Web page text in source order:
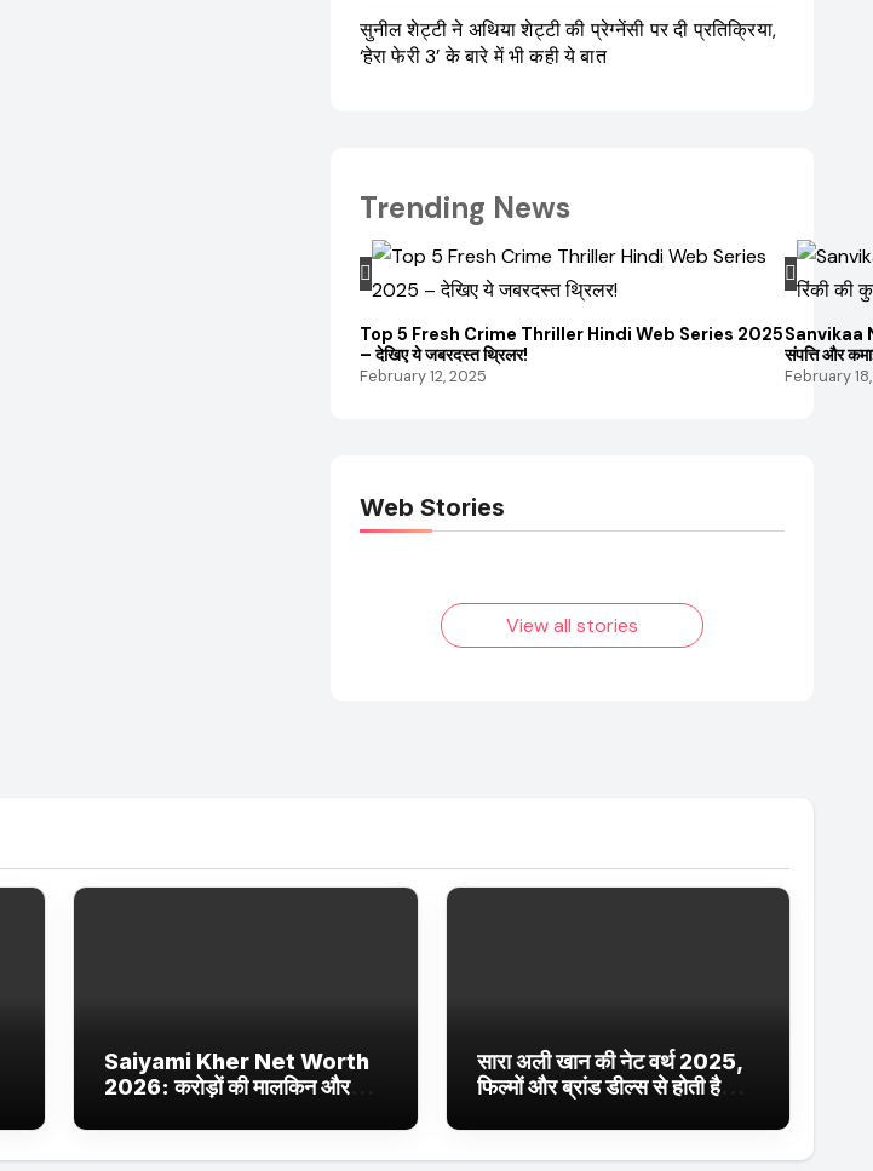
सुनील शेट्टी ने अथिया शेट्टी की प्रेग्नेंसी पर दी प्रतिक्रिया,
‘हेरा फेरी 3’ के बारे में भी कही ये बात
Trending News
Top 5 Fresh Crime Thriller Hindi Web Series 2025
– देखिए ये जबरदस्त थ्रिलर!
February 12, 2025
Sanvikaa
संपत्ति और
February
Web Stories
Elvish Yadav: एक
आम लड़के से यूट्यूबर
फिल्मों का जादू और
View all stories
Saiyami Kher Net Worth
2026: करोड़ों की मालकिन और
ट्रेंडिंग में
सारा अली खान की नेट वर्थ 2025,
फिल्मों और ब्रांड डील्स से होती है